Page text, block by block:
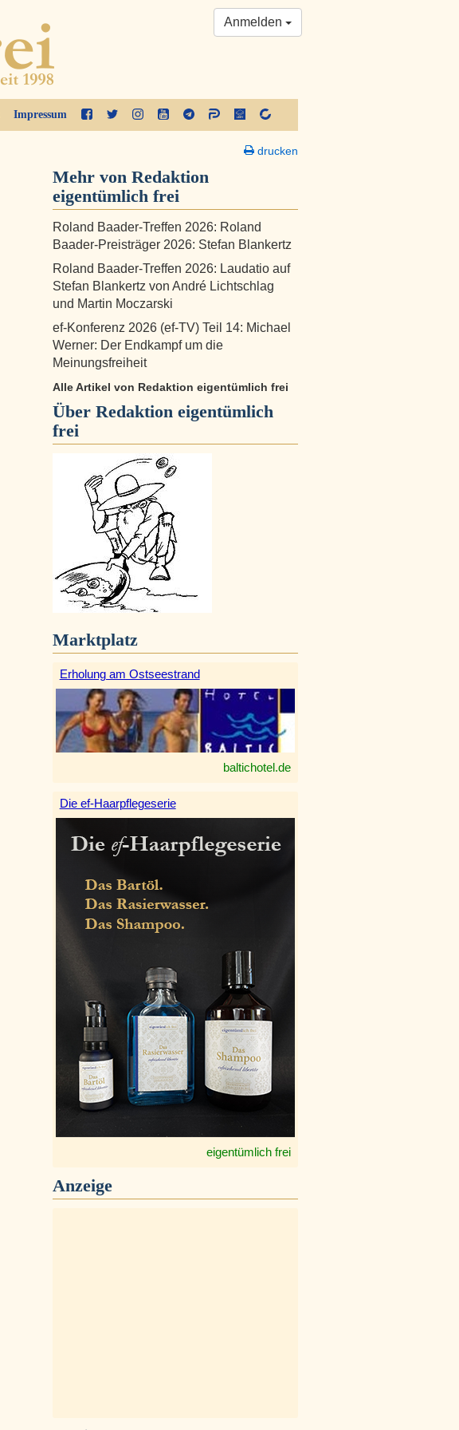
Impressum
Anmelden
drucken
Mehr von Redaktion
eigentümlich frei
Roland Baader-Treffen 2026: Roland
Baader-Preisträger 2026: Stefan Blankertz
Roland Baader-Treffen 2026: Laudatio auf
Stefan Blankertz von André Lichtschlag
und Martin Moczarski
ef-Konferenz 2026 (ef-TV) Teil 14: Michael
Werner: Der Endkampf um die
Meinungsfreiheit
Alle Artikel von Redaktion eigentümlich frei
Über Redaktion eigentümlich
frei
Marktplatz
Erholung am Ostseestrand
baltichotel.de
Die ef-Haarpflegeserie
eigentümlich frei
Anzeige